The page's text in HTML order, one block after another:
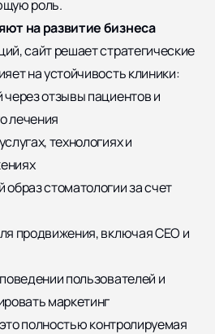
роль.
на развитие бизнеса
сайт решает стратегические
на устойчивость клиники:
отзывы пациентов и
лечения
технологиях и
стоматологии за счет
продвижения, включая СЕО и
пользователей и
маркетинг
полностью контролируемая